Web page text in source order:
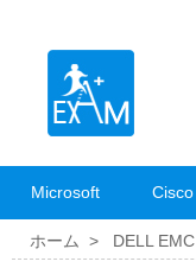
Microsoft Cisco
ホーム > DELL EMC